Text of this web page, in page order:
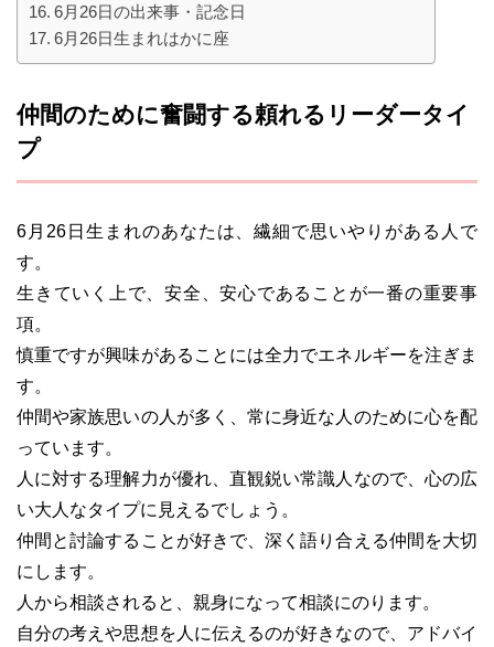
6月26日の出来事・記念日
6月26日生まれはかに座
仲間のために奮闘する頼れるリーダータイ
プ
6月26日生まれのあなたは、繊細で思いやりがある人で
す。
生きていく上で、安全、安心であることが一番の重要事
項。
慎重ですが興味があることには全力でエネルギーを注ぎま
す。
仲間や家族思いの人が多く、常に身近な人のために心を配
っています。
人に対する理解力が優れ、直観鋭い常識人なので、心の広
い大人なタイプに見えるでしょう。
仲間と討論することが好きで、深く語り合える仲間を大切
にします。
人から相談されると、親身になって相談にのります。
自分の考えや思想を人に伝えるのが好きなので、アドバイ